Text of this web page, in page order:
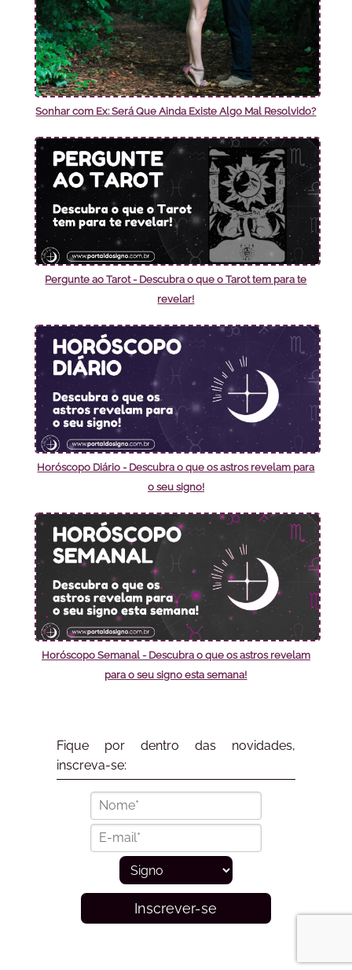
Sonhar com Ex: Será Que Ainda Existe Algo Mal Resolvido?
Pergunte ao Tarot - Descubra o que o Tarot tem para te
revelar!
Horóscopo Diário - Descubra o que os astros revelam para
o seu signo!
Horóscopo Semanal - Descubra o que os astros revelam
para o seu signo esta semana!
Fique por dentro das novidades,
inscreva-se:
Inscrever-se